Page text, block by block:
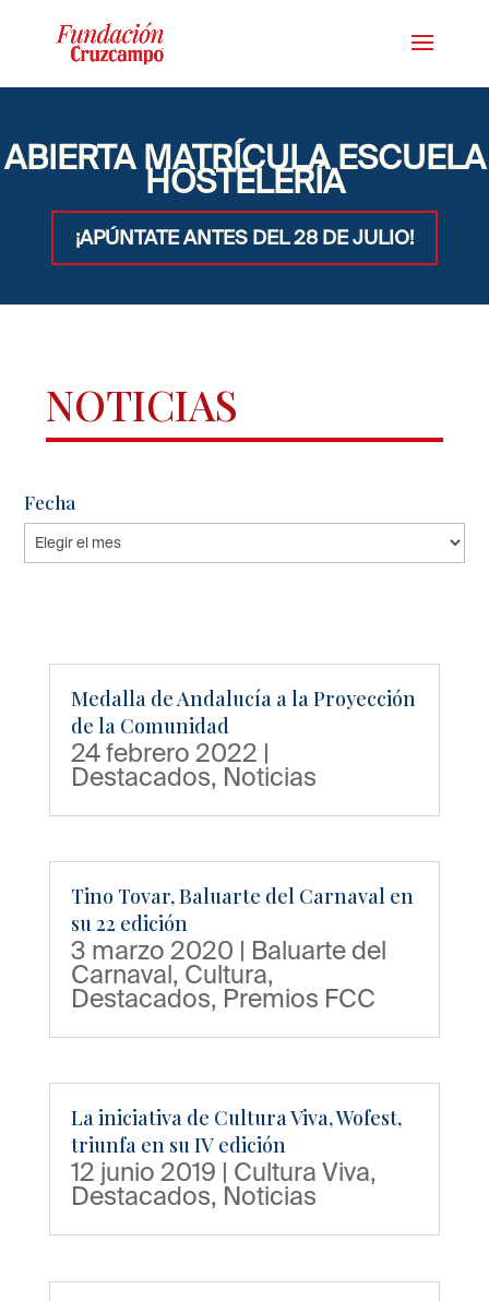
ABIERTA MATRÍCULA ESCUELA
HOSTELERÍA
¡APÚNTATE ANTES DEL 28 DE JULIO!
NOTICIAS
Fecha
Fecha
Medalla de Andalucía a la Proyección
de la Comunidad
24 febrero 2022 |
Destacados, Noticias
Tino Tovar, Baluarte del Carnaval en
su 22 edición
3 marzo 2020 | Baluarte del
Carnaval, Cultura,
Destacados, Premios FCC
La iniciativa de Cultura Viva, Wofest,
triunfa en su IV edición
12 junio 2019 | Cultura Viva,
Destacados, Noticias